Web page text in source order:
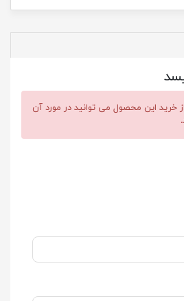
خرید این محصول می توانید در مورد آن